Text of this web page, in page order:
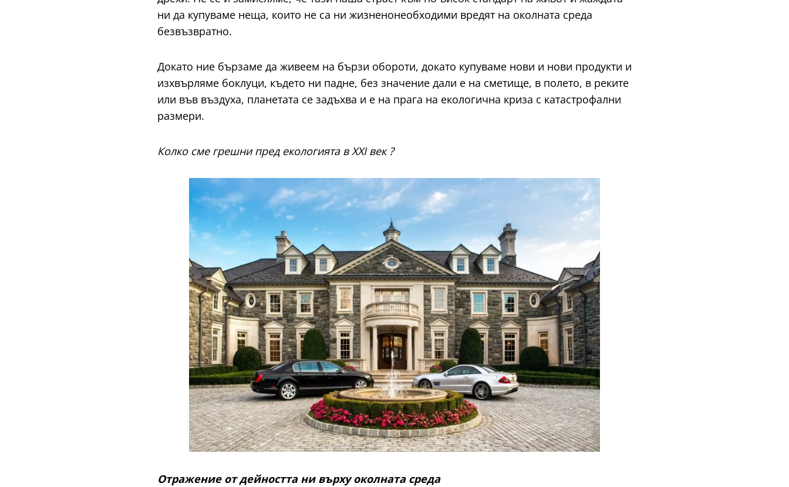
ни да купуваме неща, които не са ни жизненонеобходими вредят на околната среда
безвъзвратно.
Докато ние бързаме да живеем на бързи обороти, докато купуваме нови и нови продукти и
изхвърляме боклуци, където ни падне, без значение дали е на сметище, в полето, в реките
или във въздуха, планетата се задъхва и е на прага на екологична криза с катастрофални
размери.
Колко сме грешни пред екологията в XXI век ?
Отражение от дейността ни върху околната среда